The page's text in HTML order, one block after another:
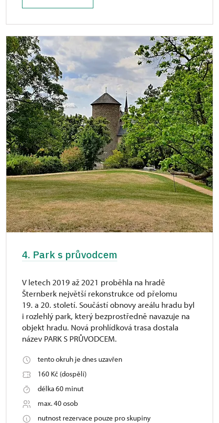
4. Park s průvodcem
V letech 2019 až 2021 proběhla na hradě
Šternberk největší rekonstrukce od přelomu
19. a 20. století. Součástí obnovy areálu hradu byl
i rozlehlý park, který bezprostředně navazuje na
objekt hradu. Nová prohlídková trasa dostala
název PARK S PRŮVODCEM.
tento okruh je dnes uzavřen
160 Kč (dospělí)
délka 60 minut
max. 40 osob
nutnost rezervace pouze pro skupiny